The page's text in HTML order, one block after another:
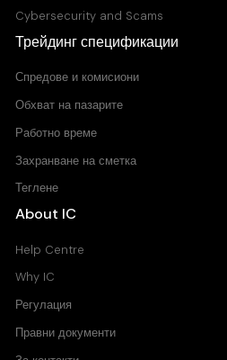
Cybersecurity and Scams
Трейдинг спецификации
Спредове и комисиони
Обхват на пазарите
Работно време
Захранване на сметка
Теглене
About IC
Help Centre
Why IC
Регулация
Правни документи